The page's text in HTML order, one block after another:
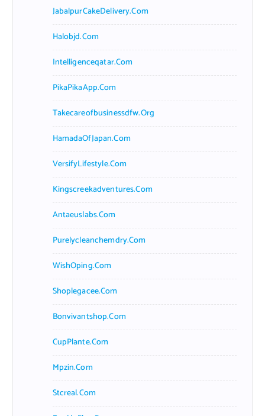
JabalpurCakeDelivery.com
Halobjd.com
Intelligenceqatar.com
PikaPikaApp.com
Takecareofbusinessdfw.org
HamadaOfJapan.com
VersifyLifestyle.com
Kingscreekadventures.com
Antaeuslabs.com
Purelycleanchemdry.com
WishOping.com
Shoplegacee.com
Bonvivantshop.com
CupPlante.com
Mpzin.com
Stcreal.com